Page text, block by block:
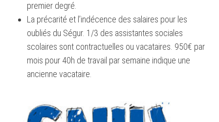
premier degré.
La précarité et l’indécence des salaires pour les
oubliés du Ségur. 1/3 des assistantes sociales
scolaires sont contractuelles ou vacataires. 950€ par
mois pour 40h de travail par semaine indique une
ancienne vacataire.